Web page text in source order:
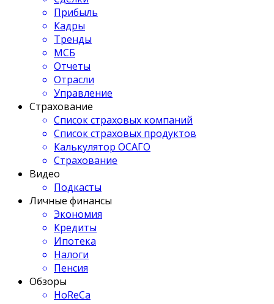
Прибыль
Кадры
Тренды
МСБ
Отчеты
Отрасли
Управление
Страхование
Список страховых компаний
Список страховых продуктов
Калькулятор ОСАГО
Страхование
Видео
Подкасты
Личные финансы
Экономия
Кредиты
Ипотека
Налоги
Пенсия
Обзоры
HoReCa